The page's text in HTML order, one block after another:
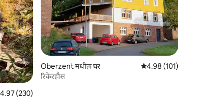
4.97 सरासरी रेटिंग, 230 रिव्ह्यूज
4.97 (230)
Oberzent मधील घर 5 पैकी 4.98 सरासरी रेटिंग,
4.98 (101)
रिकेरहौस